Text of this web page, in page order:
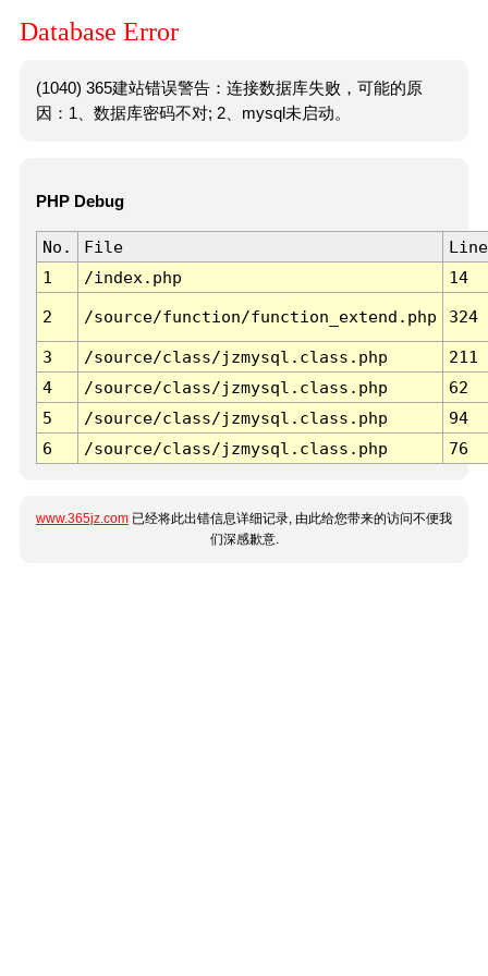
Database Error
(1040) 365建站错误警告：连接数据库失败，可能的原
因：1、数据库密码不对; 2、mysql未启动。
PHP Debug
No. File
Line
1
/index.php 14
2 /source/function/function_extend.php 324
3 /source/class/jzmysql.class.php
211
4
/source/class/jzmysql.class.php
62
5
/source/class/jzmysql.class.php
94
6
/source/class/jzmysql.class.php 76
www.365jz.com 已经将此出错信息详细记录, 由此给您带来的访问不便我
们深感歉意.